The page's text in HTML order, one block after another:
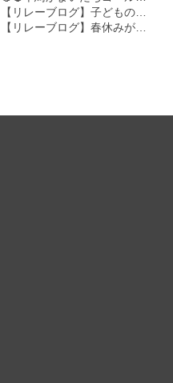
【リレーブログ】子どもの…
【リレーブログ】春休みが…